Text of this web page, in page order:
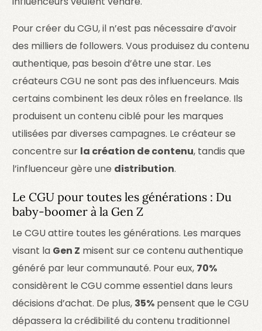
Pour créer du CGU, il n’est pas nécessaire d’avoir
des milliers de followers. Vous produisez du contenu
authentique, pas besoin d’être une star. Les
créateurs CGU ne sont pas des influenceurs. Mais
certains combinent les deux rôles en freelance. Ils
produisent un contenu ciblé pour les marques
utilisées par diverses campagnes. Le créateur se
concentre sur la création de contenu, tandis que
l’influenceur gère une distribution.
Le CGU pour toutes les générations : Du
baby-boomer à la Gen Z
Le CGU attire toutes les générations. Les marques
visant la Gen Z misent sur ce contenu authentique
généré par leur communauté. Pour eux, 70%
considèrent le CGU comme essentiel dans leurs
décisions d’achat. De plus, 35% pensent que le CGU
dépassera la crédibilité du contenu traditionnel